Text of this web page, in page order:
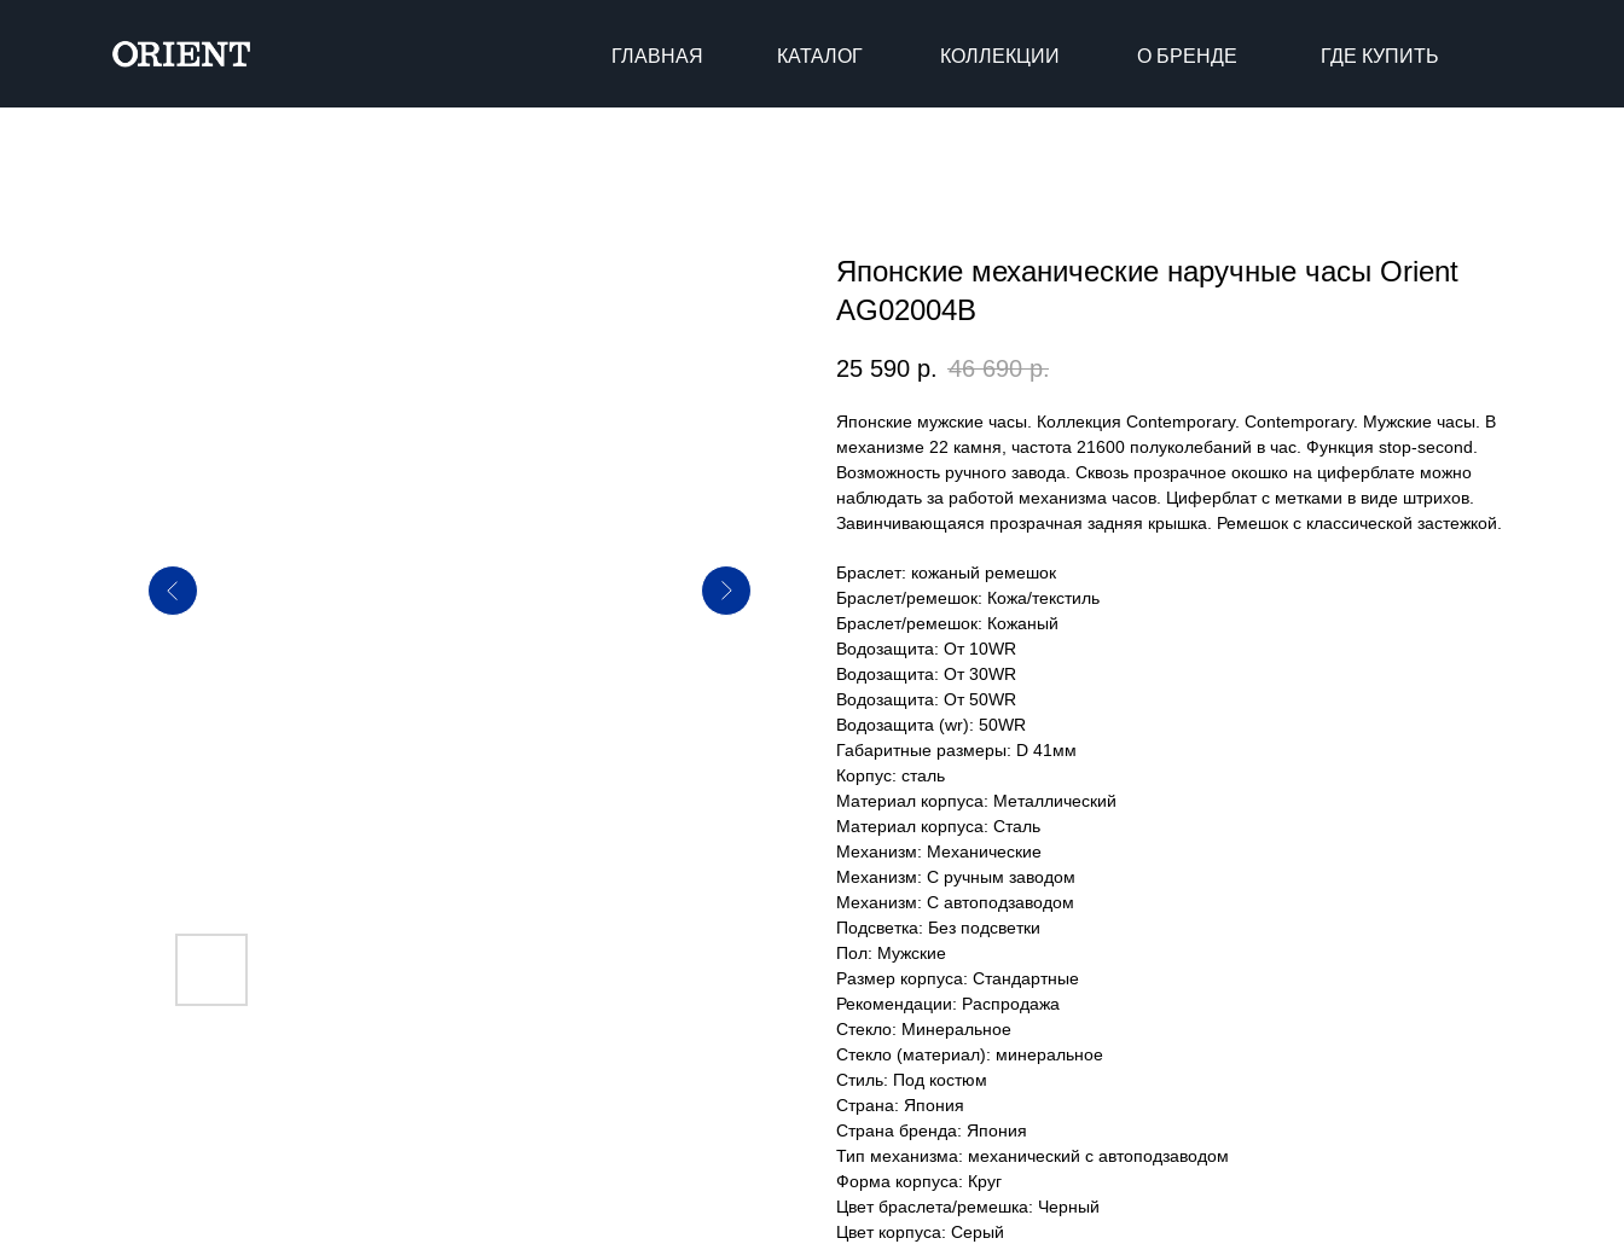
ГДЕ КУПИТЬ
О БРЕНДЕ
КОЛЛЕКЦИИ
КАТАЛОГ
ГЛАВНАЯ
Японские механические наручные часы Orient
AG02004B
25 590 р. 46 690 р.
Японские мужские часы. Коллекция Contemporary. Contemporary. Мужские часы. В
механизме 22 камня, частота 21600 полуколебаний в час. Функция stop-second.
Возможность ручного завода. Сквозь прозрачное окошко на циферблате можно
наблюдать за работой механизма часов. Циферблат с метками в виде штрихов.
Завинчивающаяся прозрачная задняя крышка. Ремешок с классической застежкой.
Браслет: кожаный ремешок
Браслет/ремешок: Кожа/текстиль
Браслет/ремешок: Кожаный
Водозащита: От 10WR
Водозащита: От 30WR
Водозащита: От 50WR
Водозащита (wr): 50WR
Габаритные размеры: D 41мм
Корпус: сталь
Материал корпуса: Металлический
Материал корпуса: Сталь
Механизм: Механические
Механизм: С ручным заводом
Механизм: С автоподзаводом
Подсветка: Без подсветки
Пол: Мужские
Размер корпуса: Стандартные
Рекомендации: Распродажа
Стекло: Минеральное
Стекло (материал): минеральное
Стиль: Под костюм
Страна: Япония
Страна бренда: Япония
Тип механизма: механический с автоподзаводом
Форма корпуса: Круг
Цвет браслета/ремешка: Черный
Цвет корпуса: Серый